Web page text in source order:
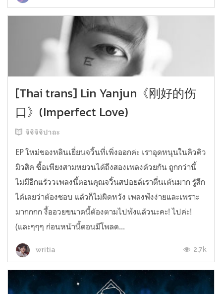
[Thai trans] Lin Yanjun《刚好的伤
口》(Imperfect Love)
จิจิจิจิปาถะ
EP ใหม่ของหลินเยี่ยนจวิ้นที่เพิ่งออกค่ะ เราอุดหนุนในคิวคิว
มิวสิค ซื้อเพียงสามหยวนได้ถึงสองเพลงด้วยกัน ถูกกว่านี้
ไม่มีอีกแร้ววเพลงนี้ตอนคุณจวิ้นสปอยล์เราตื่นเต้นมาก รู้สึก
ได้เลยว่าต้องชอบ แล้วก็ไม่ผิดหวัง เพลงฟังง่ายและเพราะ
มากกกก งื้ออวยขนาดนี้ต้องตามไปฟังแล้วนะคะ! ไปค่ะ!
(และๆๆๆ ก่อนหน้านี้ตอนมีโพลด...
writia 2.7k